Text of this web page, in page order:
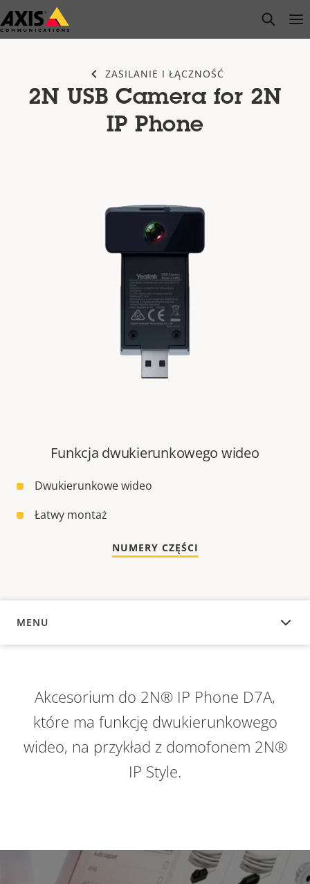
Przejdź
do
open
ZASILANIE I ŁĄCZNOŚĆ
2N USB Camera for 2N
IP Phone
Funkcja dwukierunkowego wideo
Dwukierunkowe wideo
Łatwy montaż
NUMERY CZĘŚCI
MENU
INFORMACJE OGÓLNE
Akcesorium do 2N® IP Phone D7A,
które ma funkcję dwukierunkowego
wideo, na przykład z domofonem 2N®
IP Style.